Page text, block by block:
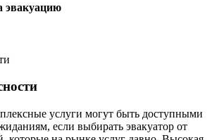
эвакуацию
услуги могут быть доступными
если выбирать эвакуатор от